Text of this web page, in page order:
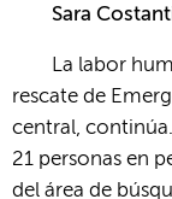
Sara
La labor
rescate de
central,
21 personas en
del área de